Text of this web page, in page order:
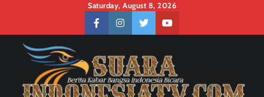
content
Saturday, August 8, 2026
facebookinstagramtwitteryoutube